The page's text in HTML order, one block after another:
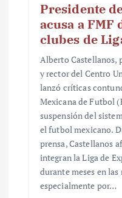
Presidente
acusa a FMF
clubes de
Alberto Castellanos,
y rector del Centro
lanzó críticas
Mexicana de Futbol
suspensión del
el futbol mexicano.
prensa, Castellanos
integran la Liga de
durante meses en
especialmente por…